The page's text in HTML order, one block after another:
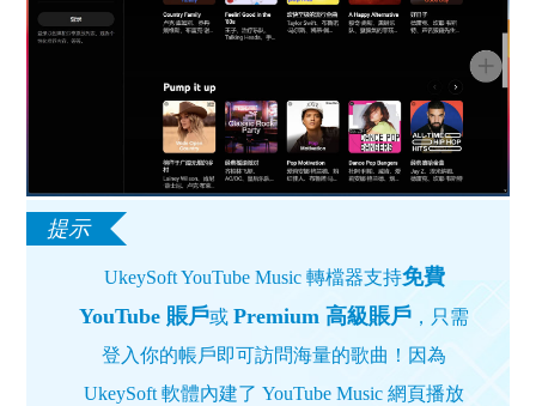
UkeySoft YouTube Music 轉檔器支持免費
YouTube 賬戶或 Premium 高級賬戶 ，只需
登入你的帳戶即可訪問海量的歌曲！因為
UkeySoft 軟體內建了 YouTube Music 網頁播放